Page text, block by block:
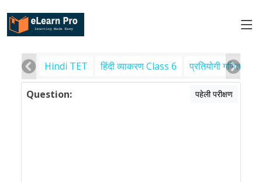
Hindi TET हिंदी व्याकरण Class 6 प्रतियोगी गणित
Question: पहेली परीक्षण